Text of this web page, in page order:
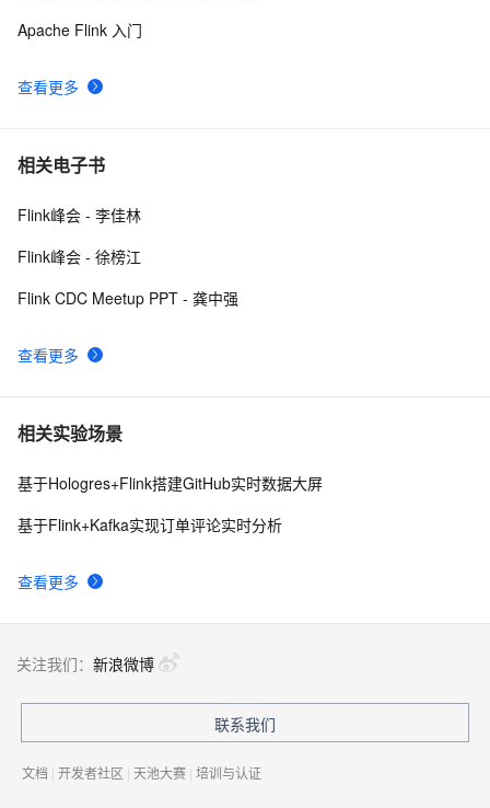
查看更多
Apache Flink 入门
相关电子书
查看更多
Flink峰会 - 李佳林
Flink峰会 - 徐榜江
Flink CDC Meetup PPT - 龚中强
相关实验场景
查看更多
基于Hologres+Flink搭建GitHub实时数据大屏
基于Flink+Kafka实现订单评论实时分析
关注我们： 新浪微博
联系我们
文档 | 开发者社区 | 天池大赛 | 培训与认证